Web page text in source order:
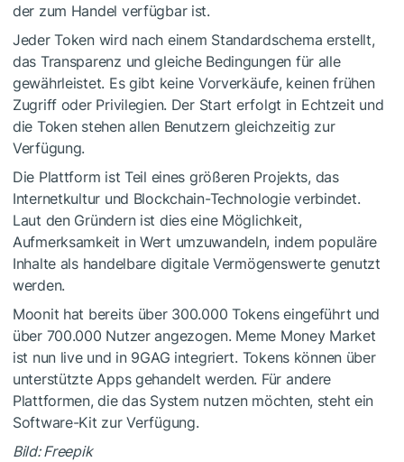
der zum Handel verfügbar ist.
Jeder Token wird nach einem Standardschema erstellt,
das Transparenz und gleiche Bedingungen für alle
gewährleistet. Es gibt keine Vorverkäufe, keinen frühen
Zugriff oder Privilegien. Der Start erfolgt in Echtzeit und
die Token stehen allen Benutzern gleichzeitig zur
Verfügung.
Die Plattform ist Teil eines größeren Projekts, das
Internetkultur und Blockchain-Technologie verbindet.
Laut den Gründern ist dies eine Möglichkeit,
Aufmerksamkeit in Wert umzuwandeln, indem populäre
Inhalte als handelbare digitale Vermögenswerte genutzt
werden.
Moonit hat bereits über 300.000 Tokens eingeführt und
über 700.000 Nutzer angezogen. Meme Money Market
ist nun live und in 9GAG integriert. Tokens können über
unterstützte Apps gehandelt werden. Für andere
Plattformen, die das System nutzen möchten, steht ein
Software-Kit zur Verfügung.
Bild: Freepik